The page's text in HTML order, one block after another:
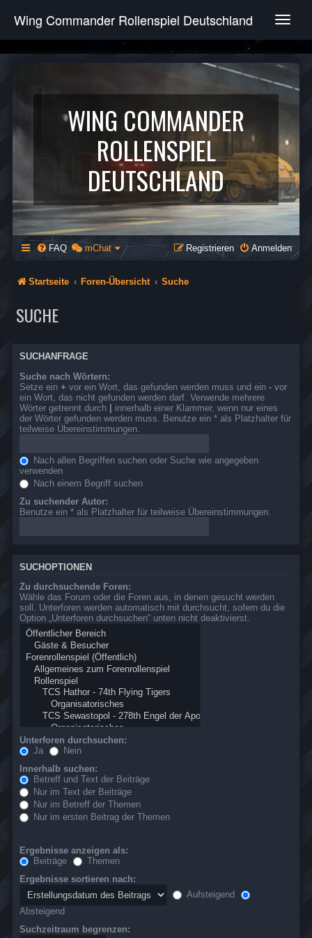
T
g
e
v
g
a
t
i
o
n
Wing Commander Rollenspiel Deutschland
WING COMMANDER
ROLLENSPIEL
DEUTSCHLAND
FAQ mChat Anmelden
Registrieren
Startseite Foren-Übersicht Suche
SUCHE
SUCHANFRAGE
Suche nach Wörtern:
Setze ein + vor ein Wort, das gefunden werden muss und ein - vor
ein Wort, das nicht gefunden werden darf. Verwende mehrere
Wörter getrennt durch | innerhalb einer Klammer, wenn nur eines
der Wörter gefunden werden muss. Benutze ein * als Platzhalter für
teilweise Übereinstimmungen.
Nach allen Begriffen suchen oder Suche wie angegeben
verwenden
Nach einem Begriff suchen
Zu suchender Autor:
Benutze ein * als Platzhalter für teilweise Übereinstimmungen.
SUCHOPTIONEN
Zu durchsuchende Foren:
Wähle das Forum oder die Foren aus, in denen gesucht werden
soll. Unterforen werden automatisch mit durchsucht, sofern du die
Option „Unterforen durchsuchen“ unten nicht deaktivierst.
Unterforen durchsuchen:
Ja
Nein
Innerhalb suchen:
Betreff und Text der Beiträge
Nur im Text der Beiträge
Nur im Betreff der Themen
Nur im ersten Beitrag der Themen
Ergebnisse anzeigen als:
Beiträge
Themen
Ergebnisse sortieren nach:
Aufsteigend
Absteigend
Suchzeitraum begrenzen: